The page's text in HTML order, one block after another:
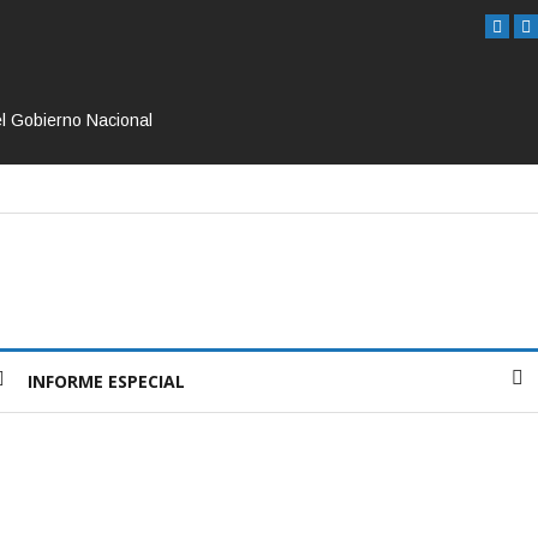
Gobierno Nacional
INFORME ESPECIAL